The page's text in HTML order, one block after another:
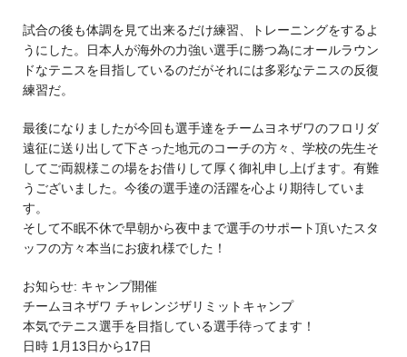
試合の後も体調を見て出来るだけ練習、トレーニングをするよ
うにした。日本人が海外の力強い選手に勝つ為にオールラウン
ドなテニスを目指しているのだがそれには多彩なテニスの反復
練習だ。
最後になりましたが今回も選手達をチームヨネザワのフロリダ
遠征に送り出して下さった地元のコーチの方々、学校の先生そ
してご両親様この場をお借りして厚く御礼申し上げます。有難
うございました。今後の選手達の活躍を心より期待していま
す。
そして不眠不休で早朝から夜中まで選手のサポート頂いたスタ
ッフの方々本当にお疲れ様でした！
お知らせ: キャンプ開催
チームヨネザワ チャレンジザリミットキャンプ
本気でテニス選手を目指している選手待ってます！
日時 1月13日から17日